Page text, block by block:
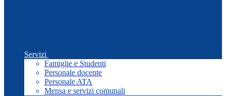
Servizi
Famiglie e Studenti
Personale docente
Personale ATA
Mensa e servizi comunali